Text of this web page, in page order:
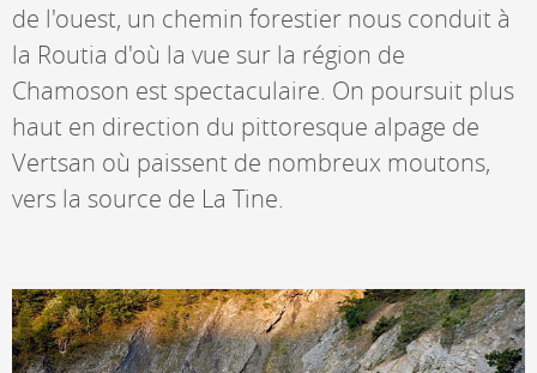
de l'ouest, un chemin forestier nous conduit à
la Routia d'où la vue sur la région de
Chamoson est spectaculaire. On poursuit plus
haut en direction du pittoresque alpage de
Vertsan où paissent de nombreux moutons,
vers la source de La Tine.